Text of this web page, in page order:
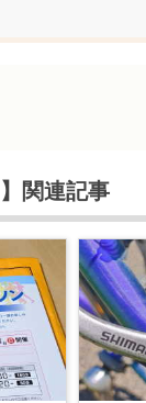
】関連記事